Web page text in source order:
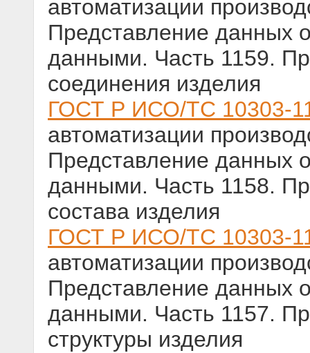
автоматизации
Представление данных
данными. Часть 1159.
соединения изделия
ГОСТ Р ИСО/ТС 10303-
автоматизации
Представление данных
данными. Часть 1158.
состава изделия
ГОСТ Р ИСО/ТС 10303-
автоматизации
Представление данных
данными. Часть 1157.
структуры изделия